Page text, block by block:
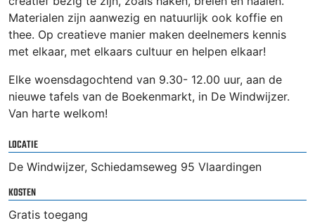
Materialen zijn aanwezig en natuurlijk ook koffie en
thee. Op creatieve manier maken deelnemers kennis
met elkaar, met elkaars cultuur en helpen elkaar!
Elke woensdagochtend van 9.30- 12.00 uur, aan de
nieuwe tafels van de Boekenmarkt, in De Windwijzer.
Van harte welkom!
LOCATIE
De Windwijzer, Schiedamseweg 95 Vlaardingen
KOSTEN
Gratis toegang